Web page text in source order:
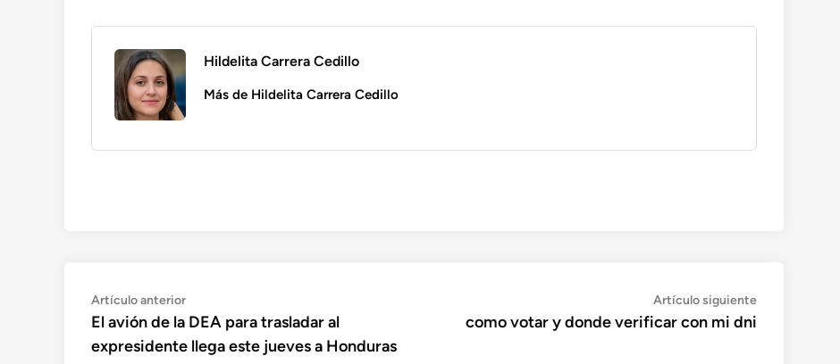
Hildelita Carrera Cedillo
Más de Hildelita Carrera Cedillo
Navegación
de
entradas
Artículo anteriorArtículo
anterior:
El avión de la DEA para trasladar al
expresidente llega este jueves a Honduras
Artículo siguienteArtículo
como votar y donde verificar con mi dni